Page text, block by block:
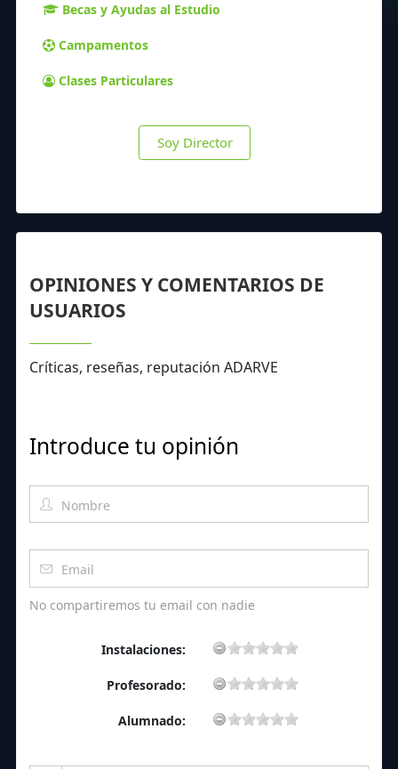
Becas y Ayudas al Estudio
Campamentos
Clases Particulares
Soy Director
OPINIONES Y COMENTARIOS DE
USUARIOS
Críticas, reseñas, reputación ADARVE
Introduce tu opinión
No compartiremos tu email con nadie
Instalaciones:
Profesorado:
Alumnado: